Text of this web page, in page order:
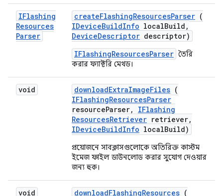
IFlashing
Resources
Parser
createFlashingResourcesParser (
IDeviceBuildInfo localBuild ,
DeviceDescriptor descriptor)
IFlashingResourcesParser তৈরি
করার ফ্যাক্টরি মেথড।
void downloadExtraImageFiles (
IFlashingResourcesParser
resourceParser,
IFlashing
ResourcesRetriever retriever,
IDeviceBuildInfo localBuild)
প্রয়োজনে সাবক্লাসগুলোকে অতিরিক্ত কাস্টম
ইমেজ ফাইল ডাউনলোড করার সুযোগ দেওয়ার
জন্য হুক।
void downloadFlashingResources (